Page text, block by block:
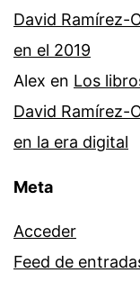
David Ramírez-
en el 2019
Alex en Los
David Ramírez-
en la era digital
Meta
Acceder
Feed de